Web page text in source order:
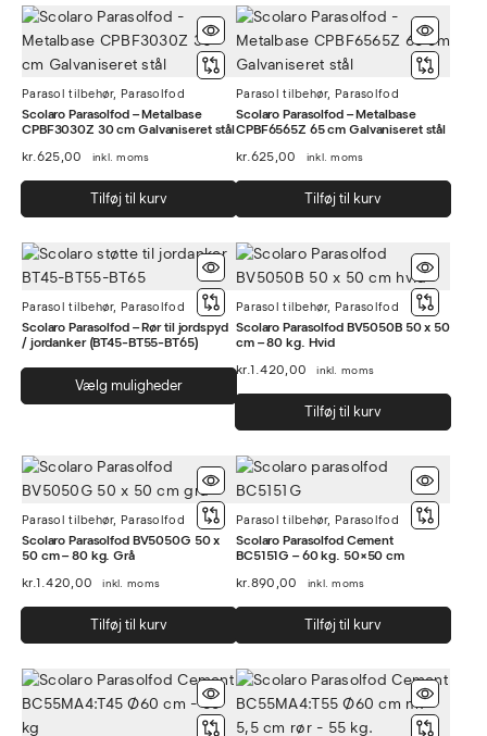
Parasol tilbehør, Parasolfod
Scolaro Parasolfod – Metalbase
CPBF3030Z 30 cm Galvaniseret stål
kr.625,00 inkl. moms
Tilføj til kurv
Parasol tilbehør, Parasolfod
Scolaro Parasolfod – Metalbase
CPBF6565Z 65 cm Galvaniseret stål
kr.625,00 inkl. moms
Tilføj til kurv
Parasol tilbehør, Parasolfod
Scolaro Parasolfod – Rør til jordspyd
/ jordanker (BT45-BT55-BT65)
Vælg muligheder
Dette
har
varianter.
Mulighederne
kan
vælges
varesiden
Parasol tilbehør, Parasolfod
Scolaro Parasolfod BV5050B 50 x 50
cm – 80 kg. Hvid
kr.1.420,00 inkl. moms
Tilføj til kurv
Parasol tilbehør, Parasolfod
Scolaro Parasolfod BV5050G 50 x
50 cm – 80 kg. Grå
kr.1.420,00 inkl. moms
Tilføj til kurv
Parasol tilbehør, Parasolfod
Scolaro Parasolfod Cement
BC5151G – 60 kg. 50×50 cm
kr.890,00 inkl. moms
Tilføj til kurv